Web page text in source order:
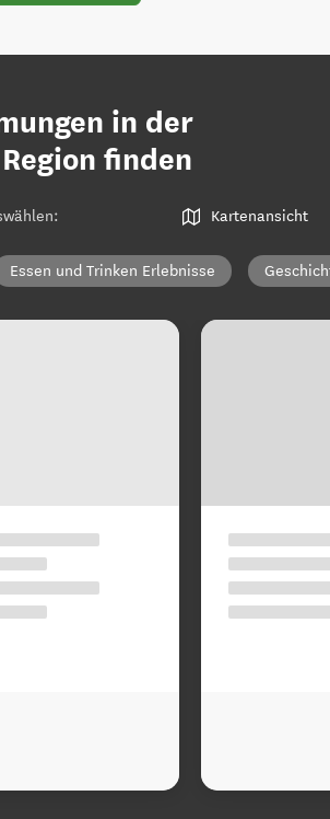
in der
finden
: Kartenansicht
Essen und Trinken Erlebnisse